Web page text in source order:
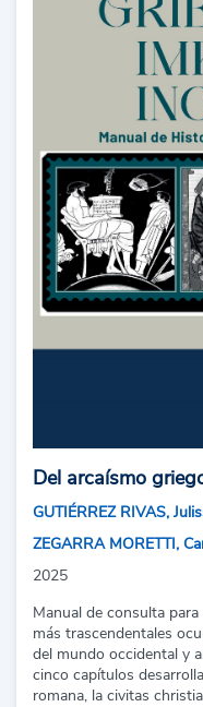
Del arcaísmo
GUTIÉRREZ RIVAS,
ZEGARRA MORETTI,
2025
Manual de consulta
más trascendentales
del mundo occidental y
cinco capítulos
romana, la civitas